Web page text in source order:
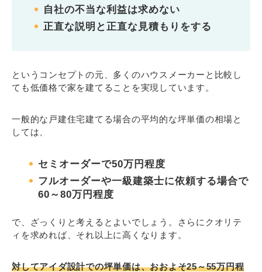
自社の不当な利益は求めない
正直な説明と正直な見積もりをする
というコンセプトの元、多くのハウスメーカーと比較し
ても低価格で家を建てることを実現しています。
一般的な戸建住宅建てる場合の平均的な坪単価の相場と
しては、
セミオーダーで50万円程度
フルオーダーや一級建築士に依頼する場合で
60～80万円程度
で、ざっくりと考えるとよいでしょう。さらにクオリテ
ィを求めれば、それ以上に高くなります。
対してアイダ設計での坪単価は、おおよそ25～55万円程